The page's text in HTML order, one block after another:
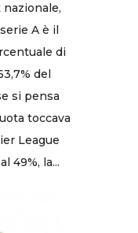
A è il
di
del
si pensa
toccava
League
49%, la...